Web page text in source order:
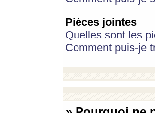
Pièces jointes
Quelles sont les
Comment puis-je